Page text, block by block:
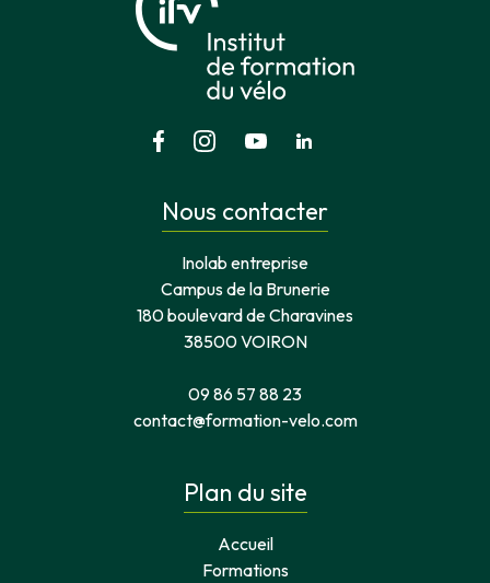
Nous contacter
Inolab entreprise
Campus de la Brunerie
180 boulevard de Charavines
38500 VOIRON
09 86 57 88 23
contact@formation-velo.com
Plan du site
Accueil
Formations